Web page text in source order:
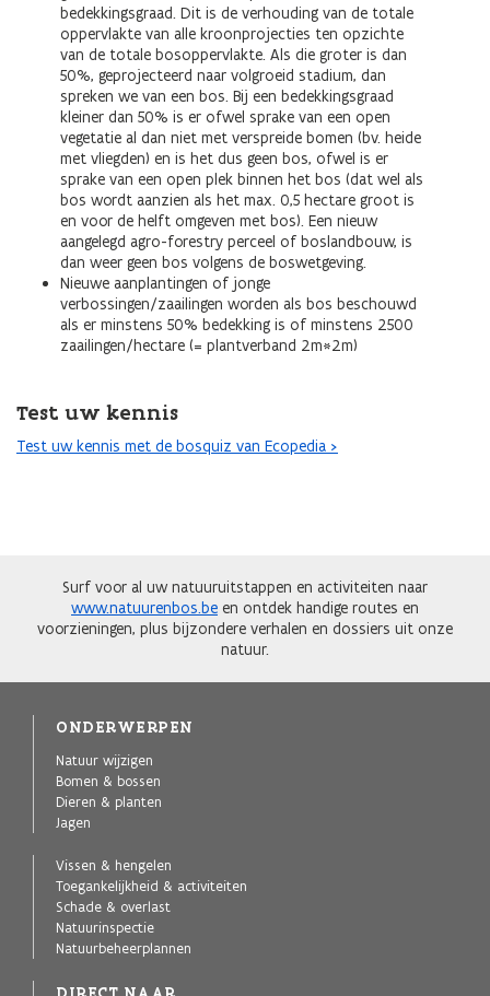
bedekkingsgraad. Dit is de verhouding van de totale
oppervlakte van alle kroonprojecties ten opzichte
van de totale bosoppervlakte. Als die groter is dan
50%, geprojecteerd naar volgroeid stadium, dan
spreken we van een bos. Bij een bedekkingsgraad
kleiner dan 50% is er ofwel sprake van een open
vegetatie al dan niet met verspreide bomen (bv. heide
met vliegden) en is het dus geen bos, ofwel is er
sprake van een open plek binnen het bos (dat wel als
bos wordt aanzien als het max. 0,5 hectare groot is
en voor de helft omgeven met bos). Een nieuw
aangelegd agro-forestry perceel of boslandbouw, is
dan weer geen bos volgens de boswetgeving.
Nieuwe aanplantingen of jonge
verbossingen/zaailingen worden als bos beschouwd
als er minstens 50% bedekking is of minstens 2500
zaailingen/hectare (= plantverband 2m*2m)
Test uw kennis
Test uw kennis met de bosquiz van Ecopedia >
Surf voor al uw natuuruitstappen en activiteiten naar
www.natuurenbos.be en ontdek handige routes en
voorzieningen, plus bijzondere verhalen en dossiers uit onze
natuur.
ONDERWERPEN
Natuur wijzigen
Bomen & bossen
Dieren & planten
Jagen
Vissen & hengelen
Toegankelijkheid & activiteiten
Schade & overlast
Natuurinspectie
Natuurbeheerplannen